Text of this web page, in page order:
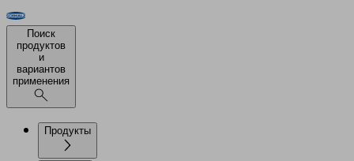
Поиск
продуктов
и
вариантов
применения
Продукты